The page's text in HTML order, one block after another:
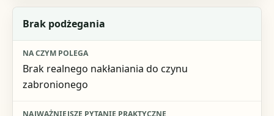
Brak podżegania
Brak realnego nakłaniania do czynu
zabronionego